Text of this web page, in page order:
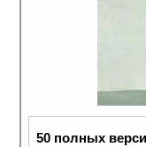
50 полных